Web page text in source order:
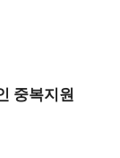
중복지원